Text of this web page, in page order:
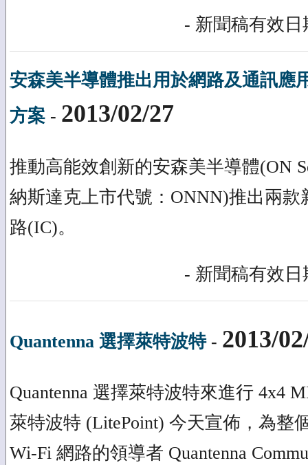
- 新聞稿有效日
安森美半導體推出用於網路及通訊應
方案 - 2013/02/27
推動高能效創新的安森美半導體(ON
納斯達克上市代號：ONNN)推出兩款
路(IC)。
- 新聞稿有效日
Quantenna 選擇萊特波特- 2013/
Quantenna 選擇萊特波特來進行 4x4
萊特波特 (LitePoint) 今天宣佈，為整
Wi-Fi 網路的領導者 Quantenna